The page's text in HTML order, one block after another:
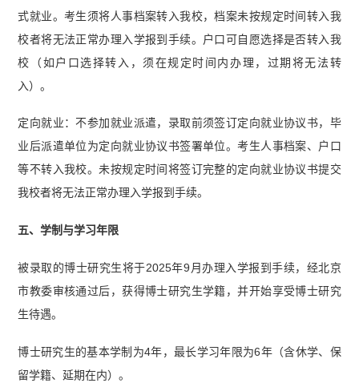
式就业。考生须将人事档案转入我校，档案未按规定时间转入我
校者将无法正常办理入学报到手续。户口可自愿选择是否转入我
校（如户口选择转入，须在规定时间内办理，过期将无法转
入）。
定向就业：不参加就业派遣，录取前须签订定向就业协议书，毕
业后派遣单位为定向就业协议书签署单位。考生人事档案、户口
等不转入我校。未按规定时间将签订完整的定向就业协议书提交
我校者将无法正常办理入学报到手续。
五、学制与学习年限
被录取的博士研究生将于2025年9月办理入学报到手续，经北京
市教委审核通过后，获得博士研究生学籍，并开始享受博士研究
生待遇。
博士研究生的基本学制为4年，最长学习年限为6年（含休学、保
留学籍、延期在内）。